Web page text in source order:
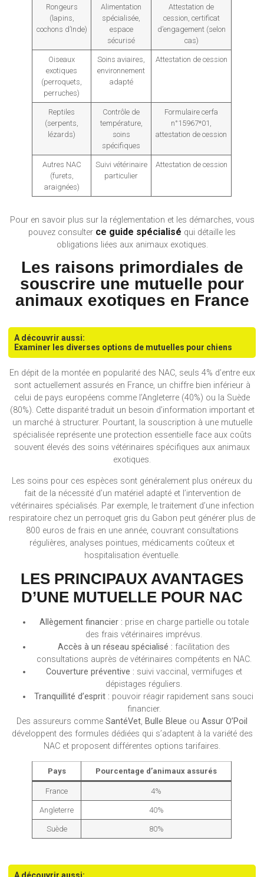
Rongeurs
(lapins,
cochons d’Inde)
Alimentation
spécialisée,
espace
sécurisé
Attestation de
cession, certificat
d’engagement (selon
cas)
Oiseaux
exotiques
(perroquets,
perruches)
Soins aviaires,
environnement
adapté
Attestation de cession
Reptiles
(serpents,
lézards)
Contrôle de
température,
soins
spécifiques
Formulaire cerfa
n°15967*01,
attestation de cession
Autres NAC
(furets,
araignées)
Suivi vétérinaire
particulier
Attestation de cession
Pour en savoir plus sur la réglementation et les démarches, vous
pouvez consulter ce guide spécialisé qui détaille les
obligations liées aux animaux exotiques.
Les raisons primordiales de
souscrire une mutuelle pour
animaux exotiques en France
A découvrir aussi:
Examiner les diverses options de mutuelles pour chiens
En dépit de la montée en popularité des NAC, seuls 4% d’entre eux
sont actuellement assurés en France, un chiffre bien inférieur à
celui de pays européens comme l’Angleterre (40%) ou la Suède
(80%). Cette disparité traduit un besoin d’information important et
un marché à structurer. Pourtant, la souscription à une mutuelle
spécialisée représente une protection essentielle face aux coûts
souvent élevés des soins vétérinaires spécifiques aux animaux
exotiques.
Les soins pour ces espèces sont généralement plus onéreux du
fait de la nécessité d’un matériel adapté et l’intervention de
vétérinaires spécialisés. Par exemple, le traitement d’une infection
respiratoire chez un perroquet gris du Gabon peut générer plus de
800 euros de frais en une année, couvrant consultations
régulières, analyses pointues, médicaments coûteux et
hospitalisation éventuelle.
LES PRINCIPAUX AVANTAGES
D’UNE MUTUELLE POUR NAC
Allègement financier : prise en charge partielle ou totale
des frais vétérinaires imprévus.
Accès à un réseau spécialisé : facilitation des
consultations auprès de vétérinaires compétents en NAC.
Couverture préventive : suivi vaccinal, vermifuges et
dépistages réguliers.
Tranquillité d’esprit : pouvoir réagir rapidement sans souci
financier.
Des assureurs comme SantéVet, Bulle Bleue ou Assur O’Poil
développent des formules dédiées qui s’adaptent à la variété des
NAC et proposent différentes options tarifaires.
Pays Pourcentage d’animaux assurés
France 4%
Angleterre 40%
Suède 80%